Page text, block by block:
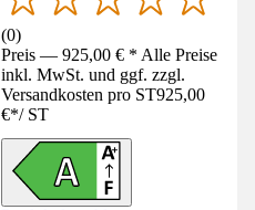
(0)
Preis — 925,00 € * Alle Preise
inkl. MwSt. und ggf. zzgl.
Versandkosten pro ST925,00
€*/ ST